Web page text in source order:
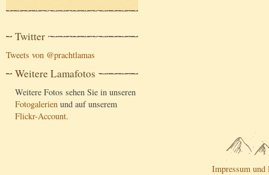
Twitter
Tweets von @prachtlamas
Weitere Lamafotos
Weitere Fotos sehen Sie in unseren
Fotogalerien und auf unserem
Flickr-Account.
Impressum und